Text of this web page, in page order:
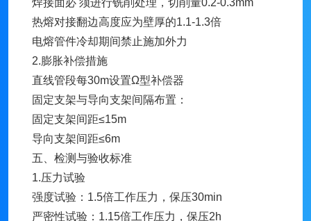
焊接面必 须进行铣削处理，切削量0.2-0.3mm
热熔对接翻边高度应为壁厚的1.1-1.3倍
电熔管件冷却期间禁止施加外力
2.膨胀补偿措施
直线管段每30m设置Ω型补偿器
固定支架与导向支架间隔布置：
固定支架间距≤15m
导向支架间距≤6m
五、检测与验收标准
1.压力试验
强度试验：1.5倍工作压力，保压30min
严密性试验：1.15倍工作压力，保压2h